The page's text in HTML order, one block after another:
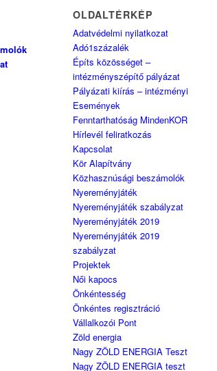
OLDALTÉRKÉP
Adatvédelmi nyilatkozat
Adó1százalék
Építs közösséget –
intézményszépítő pályázat
Pályázati kiírás – intézményi
Események
Fenntarthatóság MindenKOR
Hírlevél feliratkozás
Kapcsolat
Kör Alapítvány
Közhasznúsági beszámolók
Nyereményjáték
Nyereményjáték szabályzat
Nyereményjáték 2019
Nyereményjáték 2019
szabályzat
Projektek
Női kapocs
Önkéntesség
Önkéntes regisztráció
Vállalkozói Pont
Zöld energia
Nagy ZÖLD ENERGIA Teszt
Nagy ZÖLD ENERGIA teszt